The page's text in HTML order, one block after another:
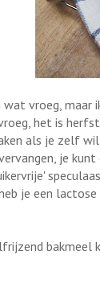
vroeg, maar
het is
als je zelf
je
je een
bakmeel